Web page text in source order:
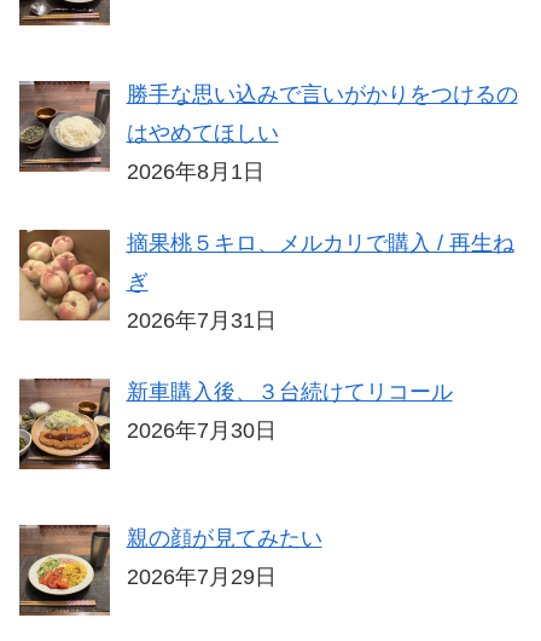
勝手な思い込みで言いがかりをつけるの
はやめてほしい
2026年8月1日
摘果桃５キロ、メルカリで購入 / 再生ね
ぎ
2026年7月31日
新車購入後、３台続けてリコール
2026年7月30日
親の顔が見てみたい
2026年7月29日